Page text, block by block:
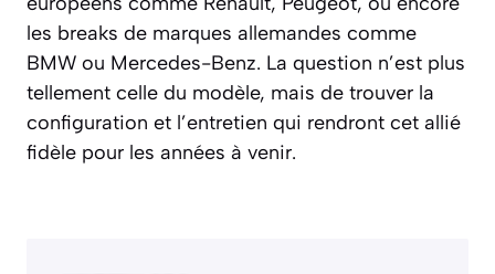
les breaks de marques allemandes comme
BMW ou Mercedes-Benz. La question n’est plus
tellement celle du modèle, mais de trouver la
configuration et l’entretien qui rendront cet allié
fidèle pour les années à venir.